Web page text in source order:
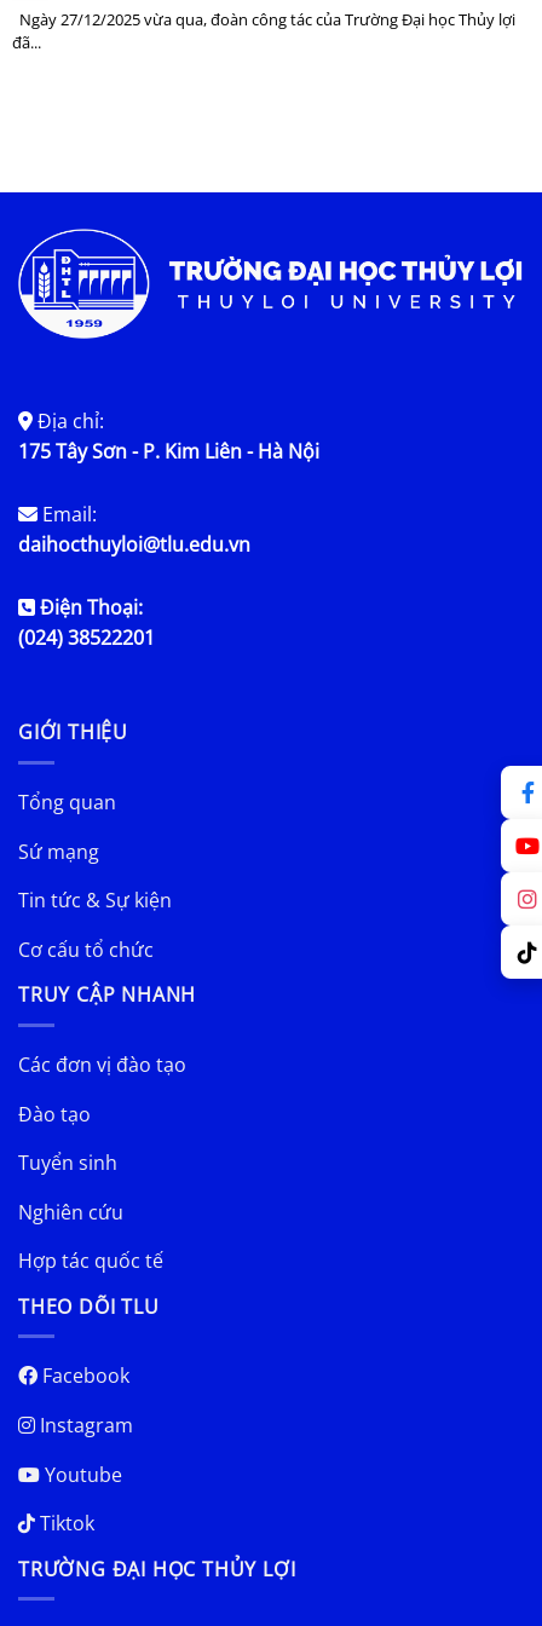
Ngày 27/12/2025 vừa qua, đoàn công tác của Trường Đại học Thủy lợi
đã...
Địa chỉ:
175 Tây Sơn - P. Kim Liên - Hà Nội
Email:
daihocthuyloi@tlu.edu.vn
Điện Thoại:
(024) 38522201
GIỚI THIỆU
Tổng quan
Sứ mạng
Tin tức & Sự kiện
Cơ cấu tổ chức
TRUY CẬP NHANH
Các đơn vị đào tạo
Đào tạo
Tuyển sinh
Nghiên cứu
Hợp tác quốc tế
THEO DÕI TLU
Facebook
Instagram
Youtube
Tiktok
TRƯỜNG ĐẠI HỌC THỦY LỢI